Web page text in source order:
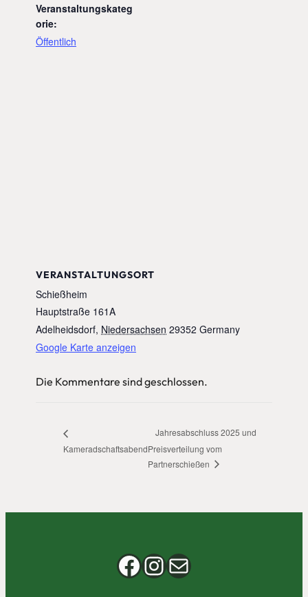
Veranstaltungskateg
orie:
Öffentlich
VERANSTALTUNGSORT
Schießheim
Hauptstraße 161A
Adelheidsdorf, Niedersachsen 29352 Germany
Google Karte anzeigen
Die Kommentare sind geschlossen.
Kameradschaftsabend
Jahresabschluss 2025 und
Preisverteilung vom
Partnerschießen
Facebook
Instagram
E-Mail